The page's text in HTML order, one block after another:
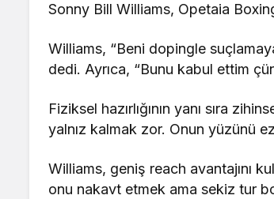
Sonny Bill Williams, Opetaia
Williams, “Beni dopingle
dedi. Ayrıca, “Bunu kabul ettim
Fiziksel hazırlığının yanı sıra
yalnız kalmak zor. Onun yüzünü
Williams, geniş reach avantajını
onu nakavt etmek ama sekiz tur